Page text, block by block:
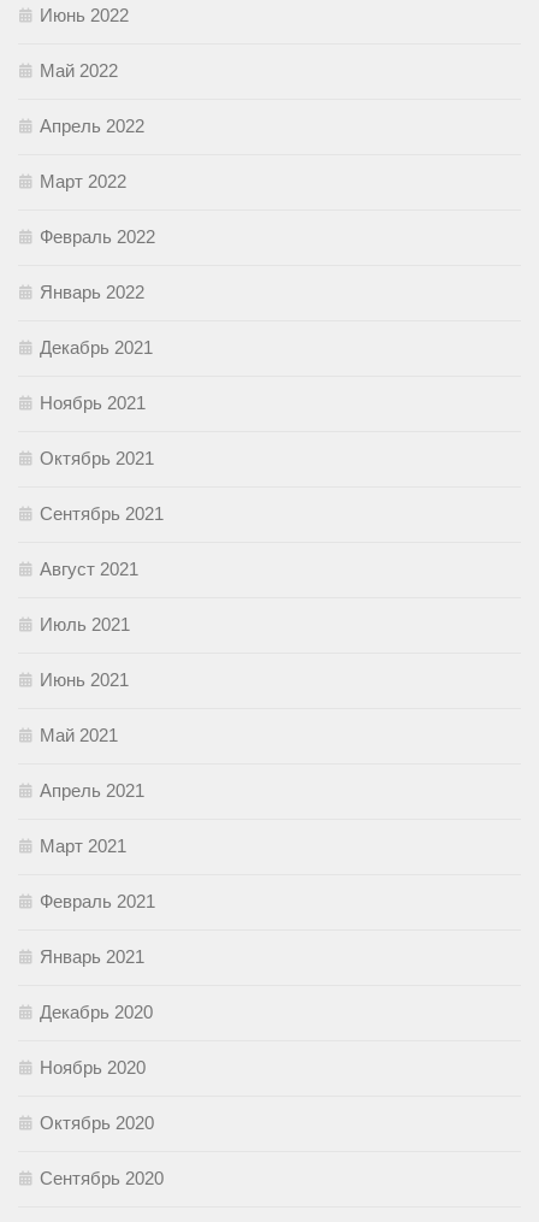
Июнь 2022
Май 2022
Апрель 2022
Март 2022
Февраль 2022
Январь 2022
Декабрь 2021
Ноябрь 2021
Октябрь 2021
Сентябрь 2021
Август 2021
Июль 2021
Июнь 2021
Май 2021
Апрель 2021
Март 2021
Февраль 2021
Январь 2021
Декабрь 2020
Ноябрь 2020
Октябрь 2020
Сентябрь 2020